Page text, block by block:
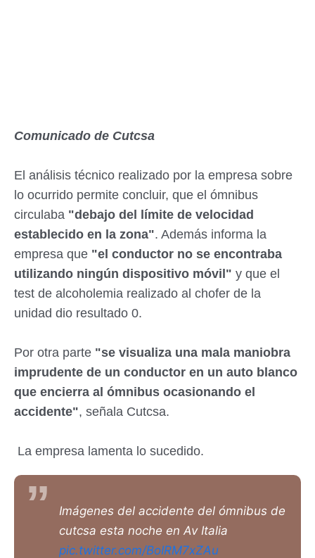
Comunicado de Cutcsa
El análisis técnico realizado por la empresa sobre
lo ocurrido permite concluir, que el ómnibus
circulaba "debajo del límite de velocidad
establecido en la zona". Además informa la
empresa que "el conductor no se encontraba
utilizando ningún dispositivo móvil" y que el
test de alcoholemia realizado al chofer de la
unidad dio resultado 0.
Por otra parte "se visualiza una mala maniobra
imprudente de un conductor en un auto blanco
que encierra al ómnibus ocasionando el
accidente", señala Cutcsa.
La empresa lamenta lo sucedido.
Imágenes del accidente del ómnibus de
cutcsa esta noche en Av Italia
pic.twitter.com/BoIRM7xZAu